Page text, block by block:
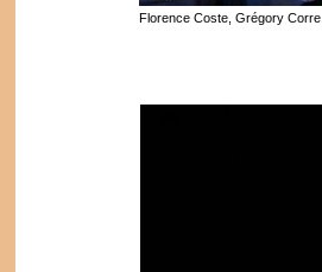
Florence Coste, Grégory Corre.